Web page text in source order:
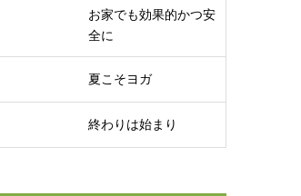
お家でも効果的かつ安
全に
夏こそヨガ
終わりは始まり